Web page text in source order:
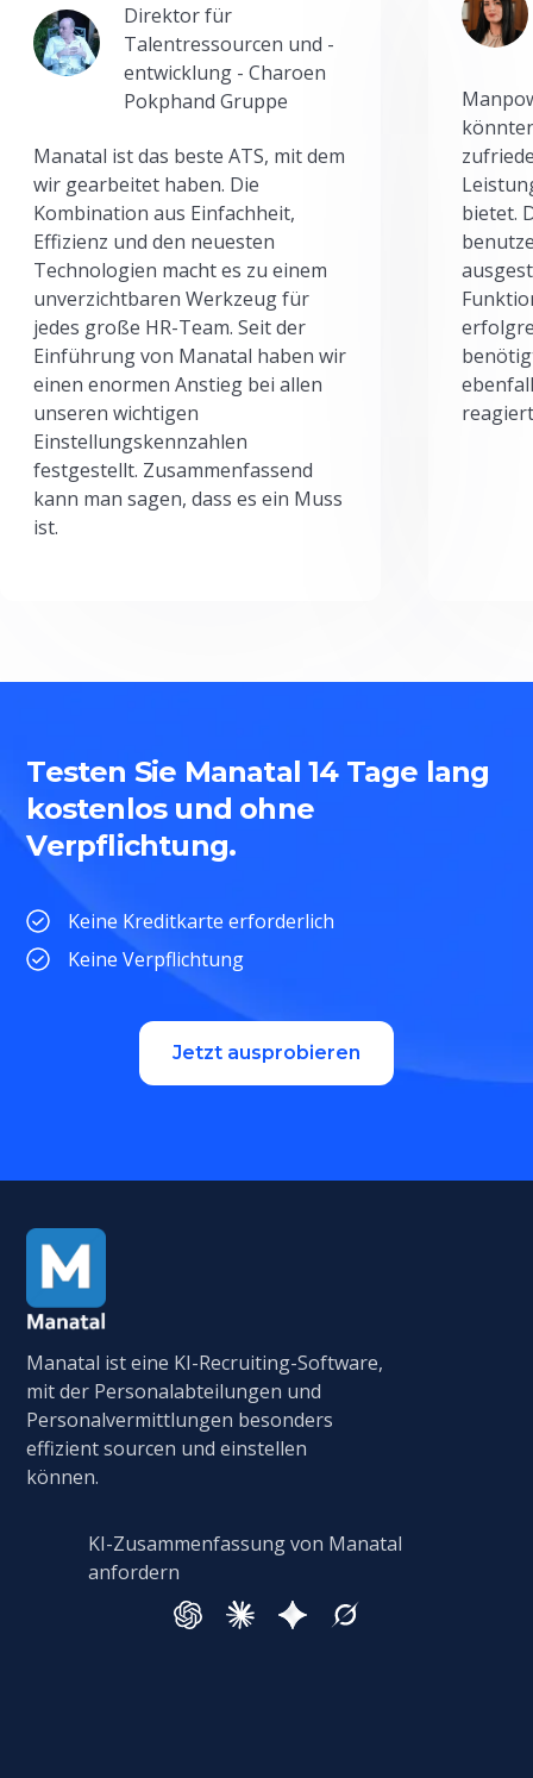
Direktor für
Talentressourcen und -
entwicklung - Charoen
Pokphand Gruppe
Manatal ist das beste ATS, mit dem
wir gearbeitet haben. Die
Kombination aus Einfachheit,
Effizienz und den neuesten
Technologien macht es zu einem
unverzichtbaren Werkzeug für
jedes große HR-Team. Seit der
Einführung von Manatal haben wir
einen enormen Anstieg bei allen
unseren wichtigen
Einstellungskennzahlen
festgestellt. Zusammenfassend
kann man sagen, dass es ein Muss
ist.
bietet.
Testen Sie Manatal 14 Tage lang
kostenlos und ohne
Verpflichtung.
Keine Kreditkarte erforderlich
Keine Verpflichtung
Jetzt ausprobieren
Manatal ist eine KI-Recruiting-Software,
mit der Personalabteilungen und
Personalvermittlungen besonders
effizient sourcen und einstellen
können.
KI-Zusammenfassung von Manatal
anfordern